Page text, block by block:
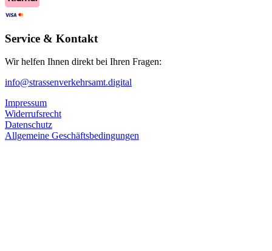
Service & Kontakt
Wir helfen Ihnen direkt bei Ihren Fragen:
info@strassenverkehrsamt.digital
Impressum
Widerrufsrecht
Datenschutz
Allgemeine Geschäftsbedingungen